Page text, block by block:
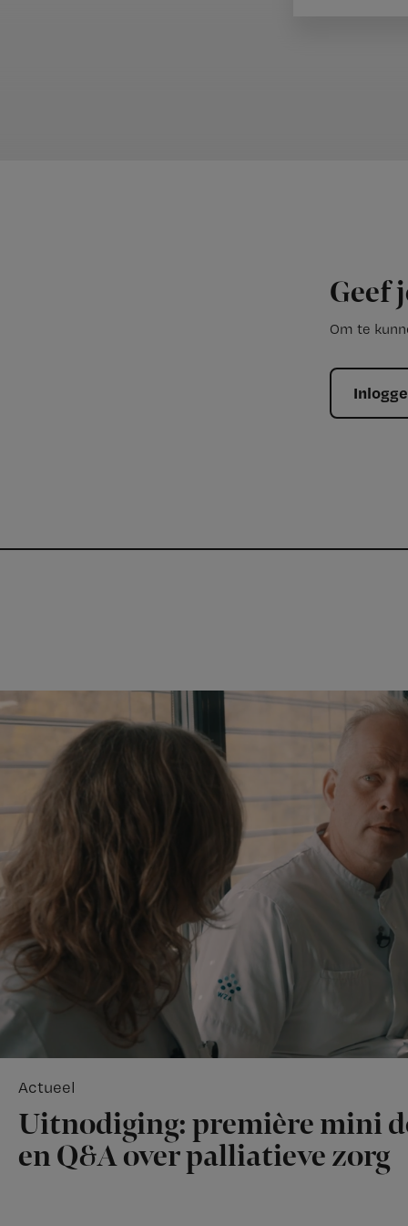
Geef
Om te
Actueel
Uitnodiging: première mini
en Q&A over palliatieve zorg